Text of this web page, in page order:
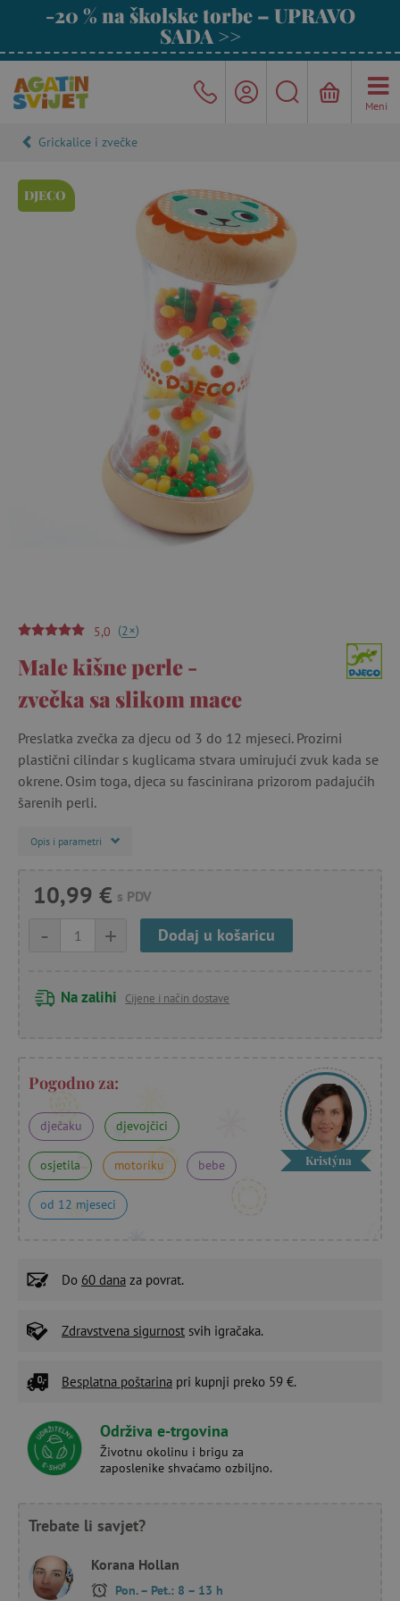
-20 % na školske torbe – UPRAVO
SADA >>
Meni
Grickalice i zvečke
DJECO
5,0 (2+)
Male kišne perle -
zvečka sa slikom mace
Preslatka zvečka za djecu od 3 do 12 mjeseci. Prozirni
plastični cilindar s kuglicama stvara umirujući zvuk kada se
okrene. Osim toga, djeca su fascinirana prizorom padajućih
šarenih perli.
Opis i parametri
10,99 € s PDV
+
- Dodaj u košaricu
Na zalihi Cijene i način dostave
Pogodno za:
dječaku djevojčici
osjetila motoriku bebe
od 12 mjeseci
Kristýna
Do 60 dana za povrat.
Zdravstvena sigurnost svih igračaka.
Besplatna poštarina pri kupnji preko 59 €.
Održiva e-trgovina
Životnu okolinu i brigu za
zaposlenike shvaćamo ozbiljno.
Trebate li savjet?
Korana Hollan
Pon. – Pet.: 8 – 13 h